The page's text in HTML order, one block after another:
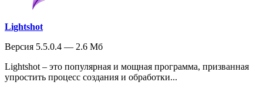
Lightshot
Версия 5.5.0.4 — 2.6 Мб
Lightshot – это популярная и мощная программа, призванная
упростить процесс создания и обработки...